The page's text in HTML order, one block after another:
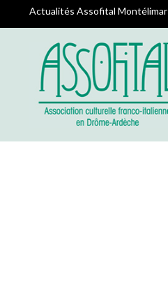
Actualités Assofital Montélimar